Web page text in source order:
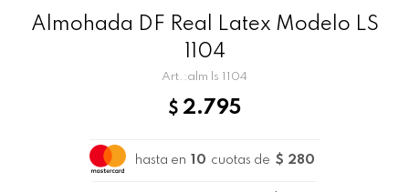
Almohada DF Real Latex Modelo LS
1104
alm ls 1104
$ 2.795
hasta en 10 cuotas de $ 280